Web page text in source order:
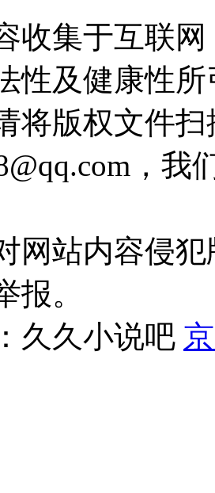
收集于互联
性及健康性
将版权文件
，
网站内容侵
报。
久久小说吧